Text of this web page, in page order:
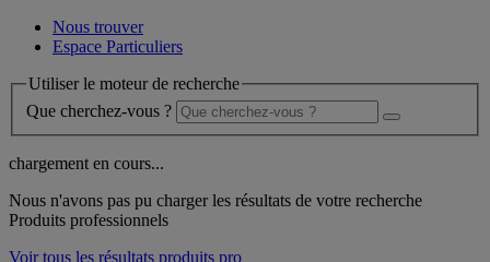
Nous trouver
Espace Particuliers
Utiliser le moteur de recherche
Que cherchez-vous ?
chargement en cours...
Nous n'avons pas pu charger les résultats de votre recherche
Produits professionnels
Voir tous les résultats produits pro